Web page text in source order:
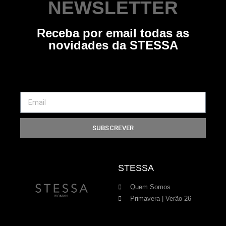
NEWSLETTER
Receba por email todas as
novidades da STESSA
SUBSCREVER
STESSA
Quem Somos
Primavera | Verão 26